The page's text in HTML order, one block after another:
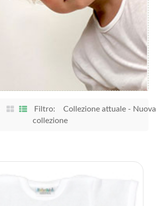
Filtro: Collezione attuale- Nuova
collezione